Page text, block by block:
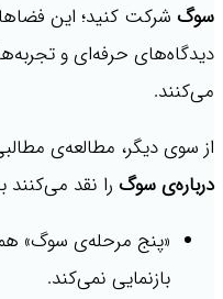
سوگ شرکت کنید؛ این
دیدگاه‌های حرفه‌ای و
می‌کنند.
از سوی دیگر، مطالعه‌ی
درباره‌ی سوگ را نقد
«پنج مرحله‌ی سوگ»
بازنمایی نمی‌کند.